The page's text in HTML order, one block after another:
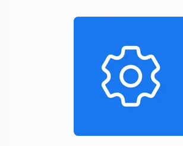
لمعرفة المزيد عن الربط مع Facebook Conversion API